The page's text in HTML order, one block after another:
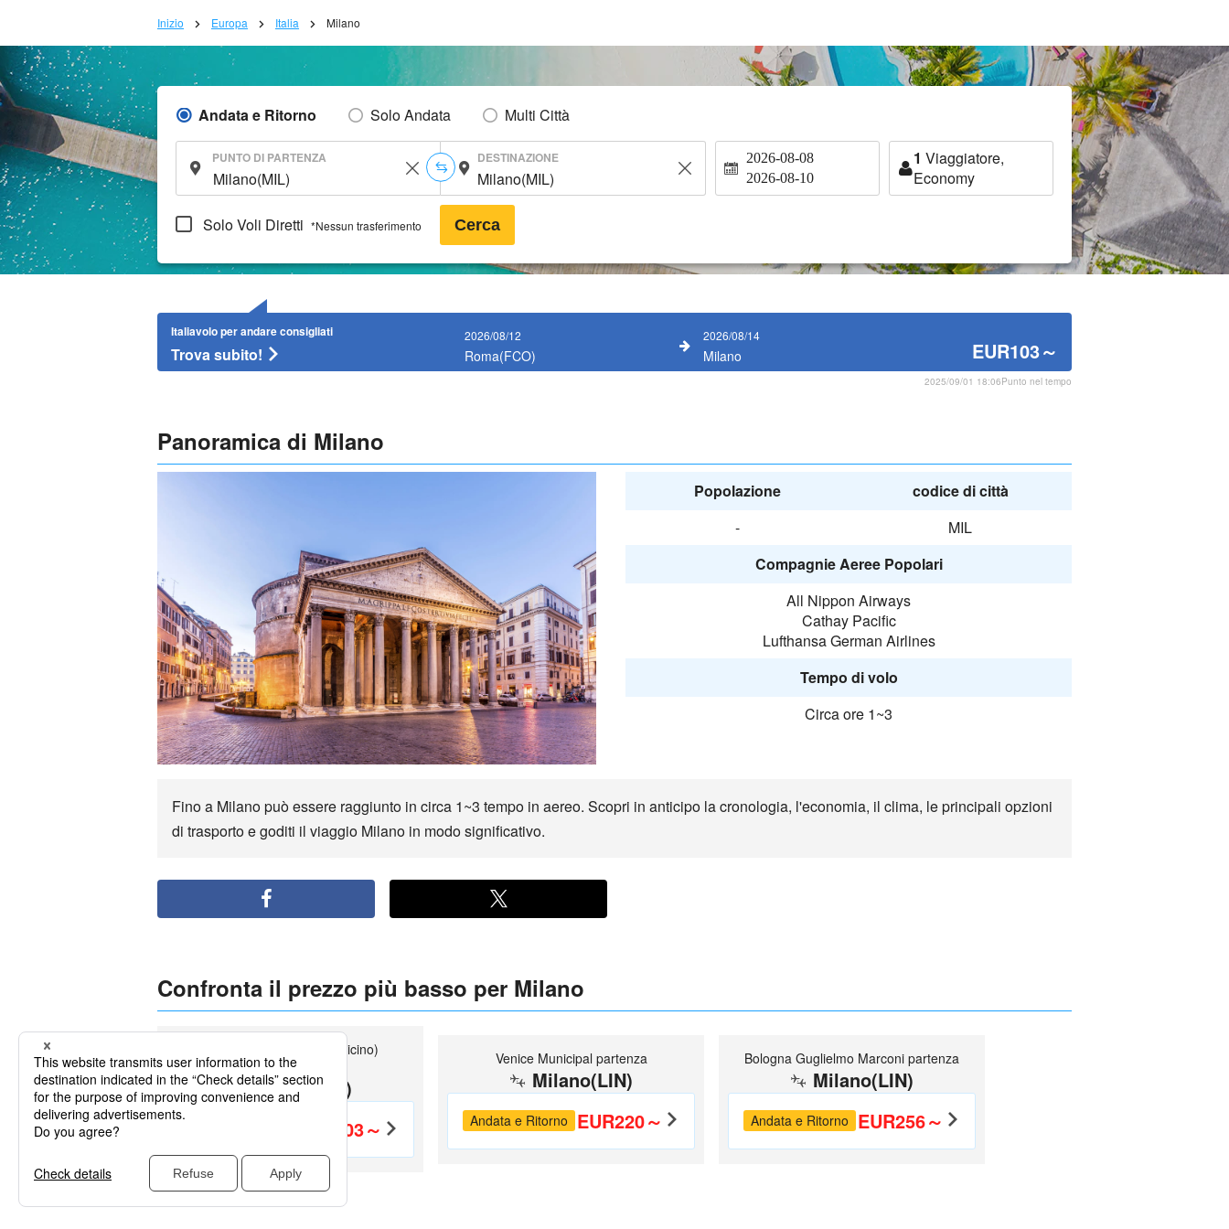
Inizio Europa Italia Milano
Andata e Ritorno Solo Andata Multi Città
PUNTO DI PARTENZA DESTINAZIONE 2026-08-08
2026-08-10
1 Viaggiatore,
Economy
Solo Voli Diretti *Nessun trasferimento Cerca
Italiavolo per andare consigliati
Trova subito!
2026/08/12
Roma(FCO)
2026/08/14
Milano EUR103～
2025/09/01 18:06Punto nel tempo
Panoramica di Milano
Popolazione
codice di città
-
MIL
Compagnie Aeree Popolari
All Nippon Airways
Cathay Pacific
Lufthansa German Airlines
Tempo di volo
Circa ore 1~3
Fino a Milano può essere raggiunto in circa 1~3 tempo in aereo. Scopri in anticipo la cronologia, l'economia, il clima, le principali opzioni
di trasporto e goditi il viaggio Milano in modo significativo.
Confronta il prezzo più basso per Milano
Leonardo da Vinci (Rome Fiumicino)
partenza
Milano(LIN)
EUR103～
Venice Municipal partenza
Milano(LIN)
Andata e Ritorno EUR220～
Bologna Guglielmo Marconi partenza
Milano(LIN)
Andata e Ritorno EUR256～